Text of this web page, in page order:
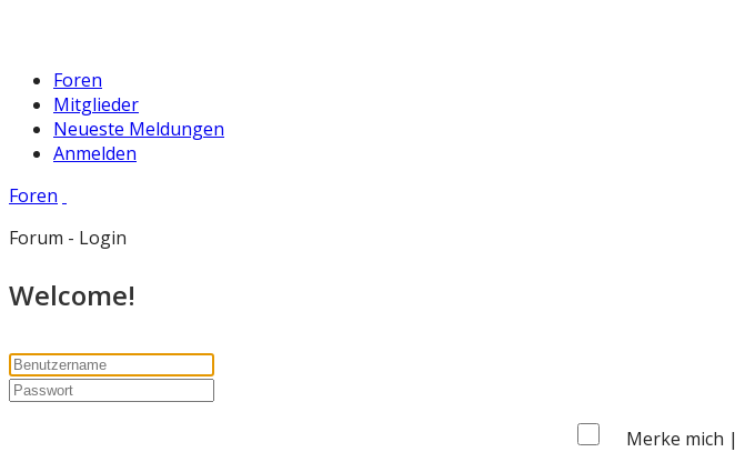
Foren
Mitglieder
Neueste Meldungen
Anmelden
Foren
Forum - Login
Welcome!
Merke mich |